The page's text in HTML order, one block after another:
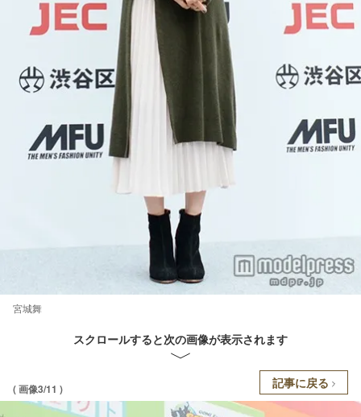
宮城舞
スクロールすると次の画像が表示されます
( 画像3/11 ) 記事に戻る